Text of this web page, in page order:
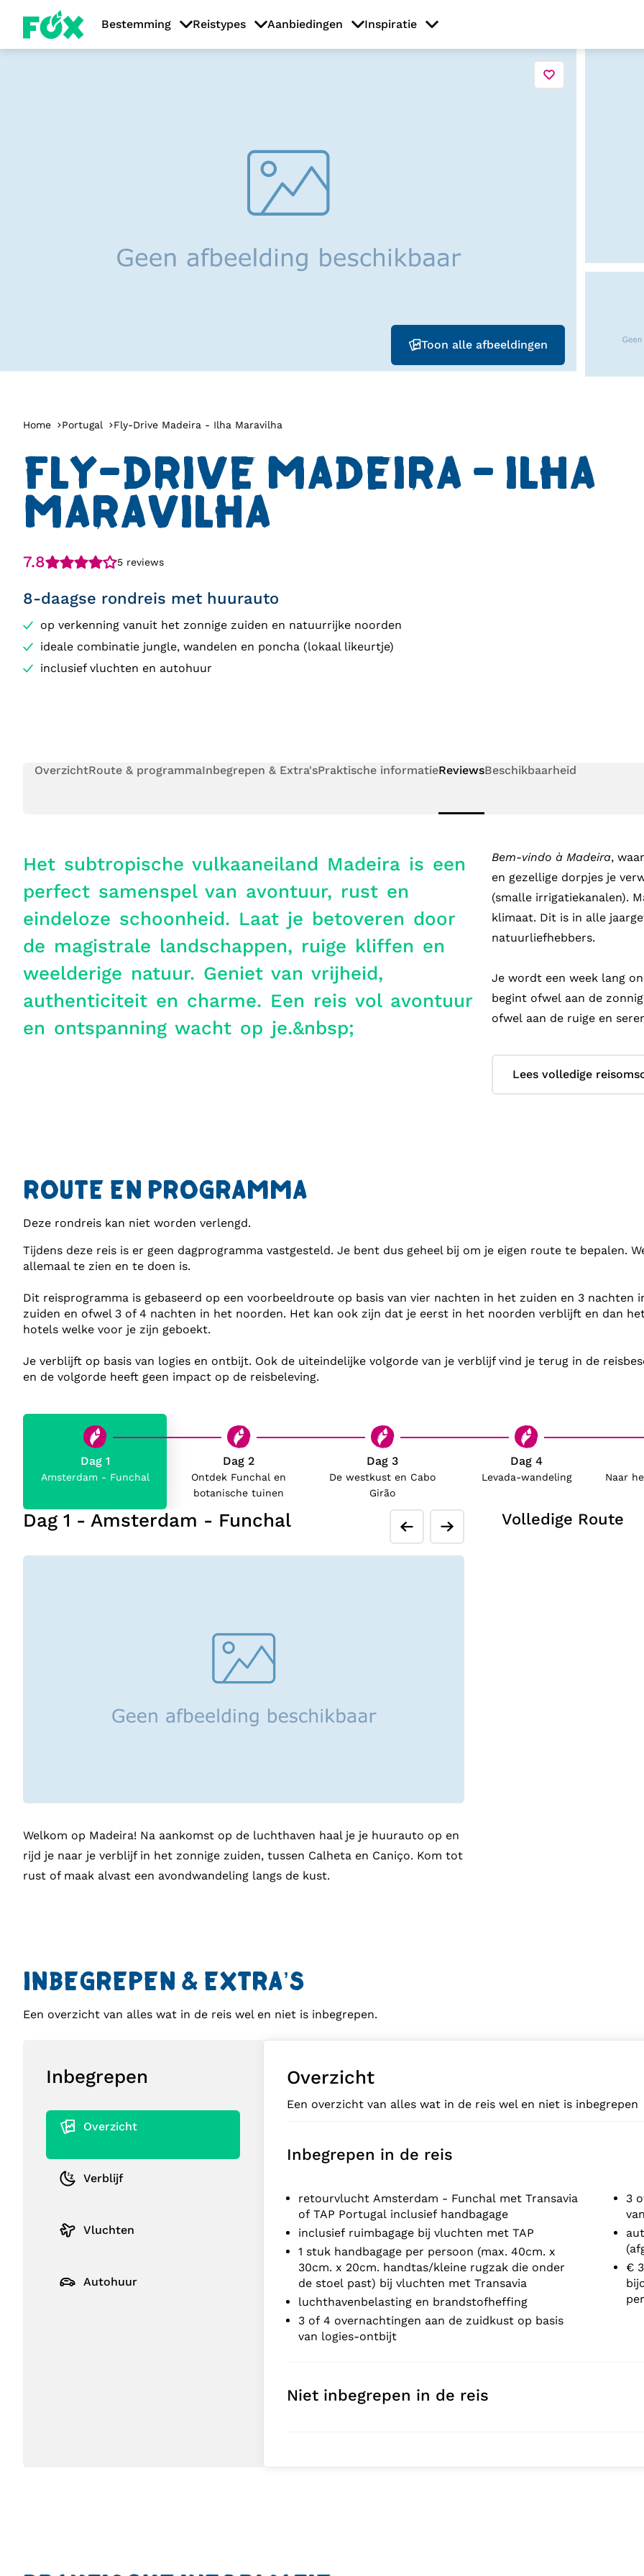
Bestemming Reistypes Aanbiedingen Inspiratie
Toon alle afbeeldingen
Home Portugal Fly-Drive Madeira - Ilha Maravilha
FLY-DRIVE MADEIRA - ILHA
MARAVILHA
7.8 5 reviews
8-daagse rondreis met huurauto
op verkenning vanuit het zonnige zuiden en natuurrijke noorden
ideale combinatie jungle, wandelen en poncha (lokaal likeurtje)
inclusief vluchten en autohuur
OverzichtRoute & programmaInbegrepen & Extra'sPraktische informatieReviewsBeschikbaarheid
Het subtropische vulkaaneiland Madeira is een
perfect samenspel van avontuur, rust en
eindeloze schoonheid. Laat je betoveren door
de magistrale landschappen, ruige kliffen en
weelderige natuur. Geniet van vrijheid,
authenticiteit en charme. Een reis vol avontuur
en ontspanning wacht op je.&nbsp;
Bem-vindo à Madeira,
en gezellige dorpjes je
(smalle irrigatiekanalen).
klimaat. Dit is in alle
natuurliefhebbers.
Je wordt een week lang
begint ofwel aan de
ofwel aan de ruige en
Aan de zuidkust geniet je
markten, historische
naar Monte en bewonder
vissersdorpje Porto
Je verblijft in…
Tijdens deze rondreis
je in hotels die net wat
Aan de hand van de
je eenvoudig de route. Bij
die voor je geboekt zijn.
voorbeeldhotels waar je
Lees volledige
ROUTE EN PROGRAMMA
Deze rondreis kan niet worden verlengd.
Tijdens deze reis is er geen dagprogramma vastgesteld. Je bent dus geheel bij om je eigen route te bepalen.
allemaal te zien en te doen is.
Dit reisprogramma is gebaseerd op een voorbeeldroute op basis van vier nachten in het zuiden en 3
zuiden en ofwel 3 of 4 nachten in het noorden. Het kan ook zijn dat je eerst in het noorden verblijft en dan
hotels welke voor je zijn geboekt.
Je verblijft op basis van logies en ontbijt. Ook de uiteindelijke volgorde van je verblijf vind je terug in de
en de volgorde heeft geen impact op de reisbeleving.
Volledige Route
Dag 1
Amsterdam - Funchal
Dag 2
Ontdek Funchal en
botanische tuinen
Dag 3
De westkust en Cabo
Girão
Dag 4
Levada-wandeling
Naar
Dag 1 - Amsterdam - Funchal
Welkom op Madeira! Na aankomst op de luchthaven haal je je huurauto op en
rijd je naar je verblijf in het zonnige zuiden, tussen Calheta en Caniço. Kom tot
rust of maak alvast een avondwandeling langs de kust.
INBEGREPEN & EXTRA’S
Een overzicht van alles wat in de reis wel en niet is inbegrepen.
Inbegrepen
Overzicht
Verblijf
Vluchten
Autohuur
Overzicht
Een overzicht van alles wat in de reis wel en niet is inbegrepen
Inbegrepen in de reis
retourvlucht Amsterdam - Funchal met Transavia
of TAP Portugal inclusief handbagage
inclusief ruimbagage bij vluchten met TAP
1 stuk handbagage per persoon (max. 40cm. x
30cm. x 20cm. handtas/kleine rugzak die onder
de stoel past) bij vluchten met Transavia
luchthavenbelasting en brandstofheffing
3 of 4 overnachtingen aan de zuidkust op basis
van logies-ontbijt
3
€
Niet inbegrepen in de reis